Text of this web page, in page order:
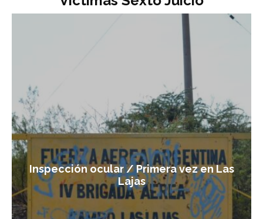
Inspección ocular / Primera vez en Las
Lajas